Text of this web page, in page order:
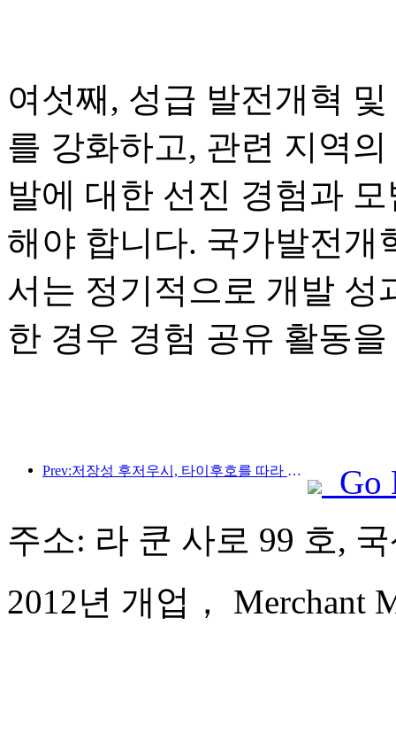
여섯째, 성급 발전개혁
를 강화하고, 관련 지역
발에 대한 선진 경험과
해야 합니다. 국가발전개
서는 정기적으로 개발 성
한 경우 경험 공유 활동
Prev:저장성 후저우시, 타이후호를 따라 있는 고대 마을이 약 10억 위안을 투자해 개조 및 업그레이드를 시작했습니다.
Go
주소: 라 쿤 사로 99 호,
2012년 개업， Merchant